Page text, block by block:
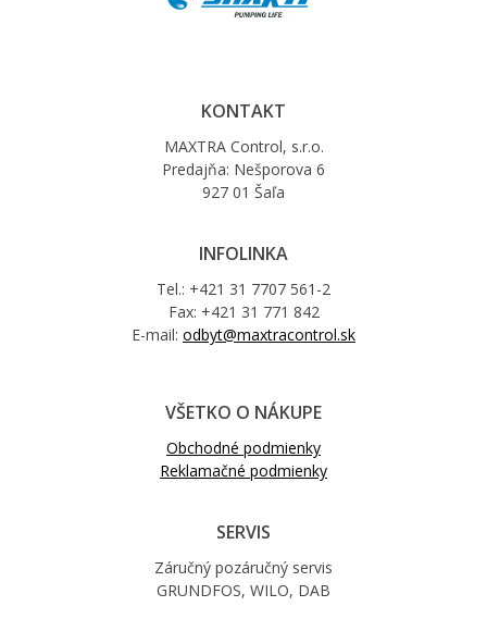
KONTAKT
MAXTRA Control, s.r.o.
Predajňa: Nešporova 6
927 01 Šaľa
INFOLINKA
Tel.: +421 31 7707 561-2
Fax: +421 31 771 842
E-mail: odbyt@maxtracontrol.sk
VŠETKO O NÁKUPE
Obchodné podmienky
Reklamačné podmienky
SERVIS
Záručný pozáručný servis
GRUNDFOS, WILO, DAB